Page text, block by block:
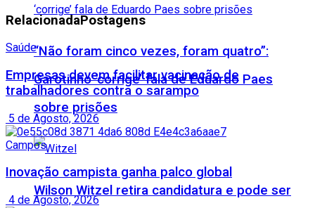
“Não foram cinco vezes, foram quatro”:
Garotinho ‘corrige’ fala de Eduardo Paes
sobre prisões
Wilson Witzel retira candidatura e pode ser
RelacionadaPostagens
Saúde
Empresas devem facilitar vacinação de
trabalhadores contra o sarampo
5 de Agosto, 2026
Campos
Inovação campista ganha palco global
4 de Agosto, 2026